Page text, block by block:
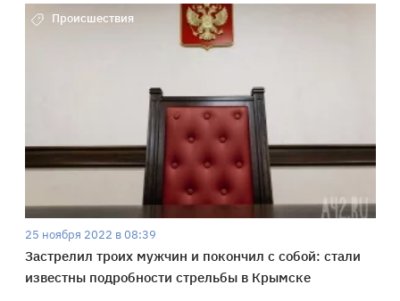
Происшествия
25 ноября 2022 в 08:39
Застрелил троих мужчин и покончил с собой: стали
известны подробности стрельбы в Крымске